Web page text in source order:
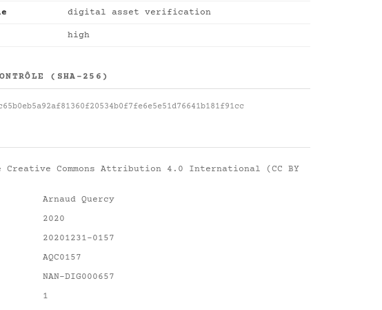
digital asset verification
high
(SHA-256)
Creative Commons Attribution 4.0 International (CC BY
Arnaud Quercy
2020
20201231-0157
AQC0157
NAN-DIG000657
1